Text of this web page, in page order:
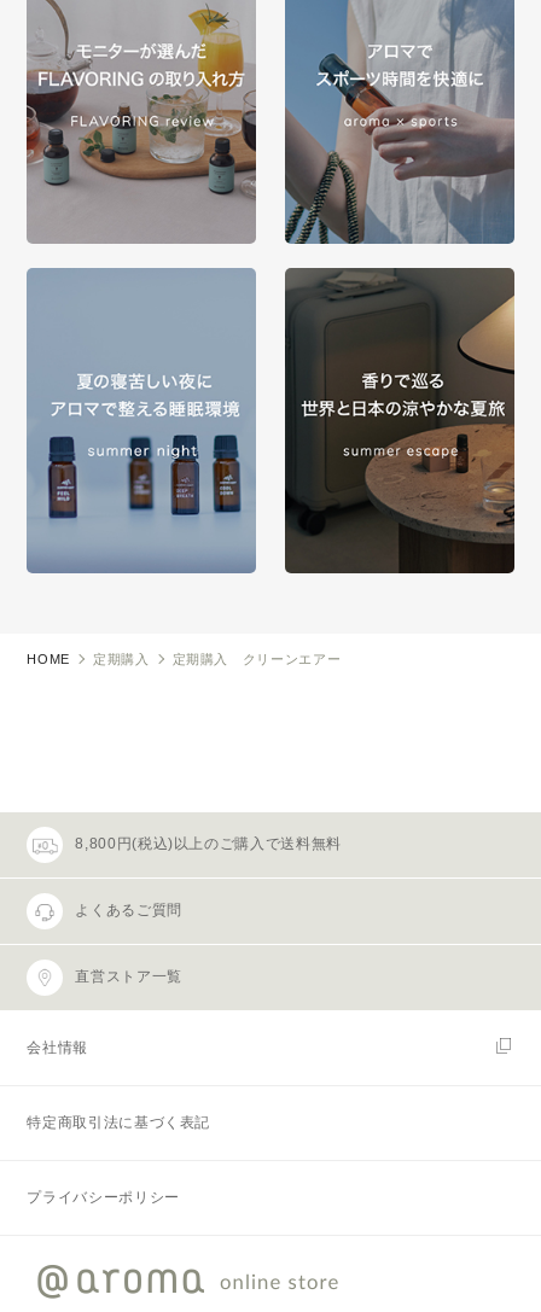
HOME 定期購入 定期購入 クリーンエアー
8,800円(税込)以上のご購入で送料無料
よくあるご質問
直営ストア一覧
会社情報
特定商取引法に基づく表記
プライバシーポリシー